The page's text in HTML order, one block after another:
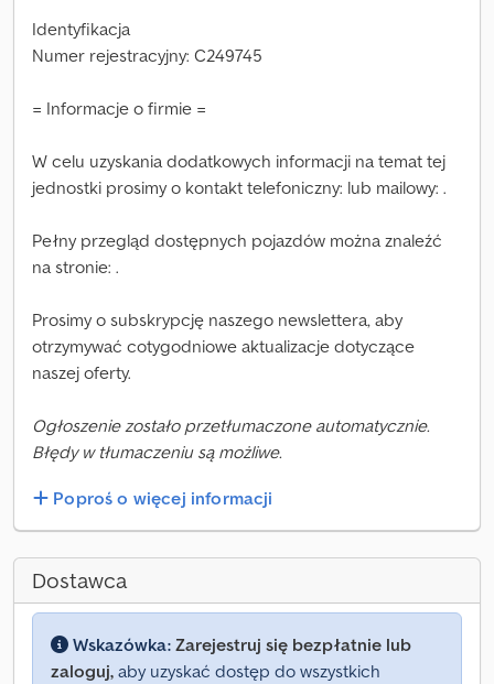
Identyfikacja
Numer rejestracyjny: C249745
= Informacje o firmie =
W celu uzyskania dodatkowych informacji na temat tej
jednostki prosimy o kontakt telefoniczny: lub mailowy: .
Pełny przegląd dostępnych pojazdów można znaleźć
na stronie: .
Prosimy o subskrypcję naszego newslettera, aby
otrzymywać cotygodniowe aktualizacje dotyczące
naszej oferty.
Ogłoszenie zostało przetłumaczone automatycznie.
Błędy w tłumaczeniu są możliwe.
Poproś o więcej informacji
Dostawca
Wskazówka: Zarejestruj się bezpłatnie lub
zaloguj, aby uzyskać dostęp do wszystkich